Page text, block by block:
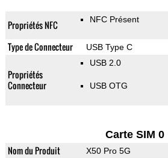
Propriétés NFC NFC Présent
Type de Connecteur USB Type C
Propriétés
Connecteur
USB 2.0
USB OTG
Carte SIM 0
Nom du Produit X50 Pro 5G